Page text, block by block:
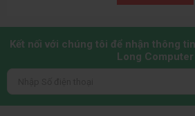
đầu muốn trang bị gaming gear chất
Combo Văn Phòng
Combo phím chuột văn phòng gọn nhẹ,
êm ái. Có cả bộ có dây và không dây
việc tại văn phòng hoặc tại nhà.
Kết nối với chúng tôi để nhận thông
Long Computer